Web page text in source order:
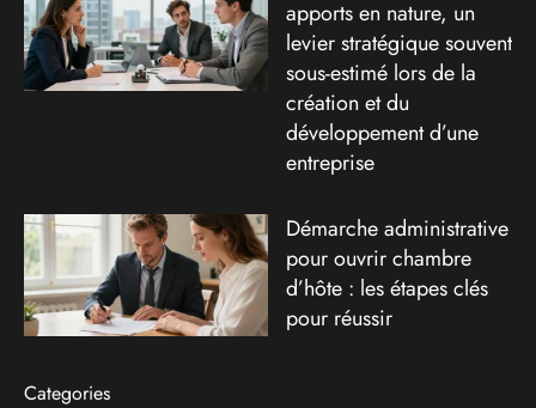
apports en nature, un
levier stratégique souvent
sous-estimé lors de la
création et du
développement d’une
entreprise
Démarche administrative
pour ouvrir chambre
d’hôte : les étapes clés
pour réussir
Categories